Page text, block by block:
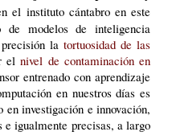
el instituto cántabro en este
de modelos de inteligencia
precisión latortuosidad de las
elnivel de contaminación en
entrenado con aprendizaje
en nuestros días es
en investigación e innovación,
e igualmente precisas, a largo